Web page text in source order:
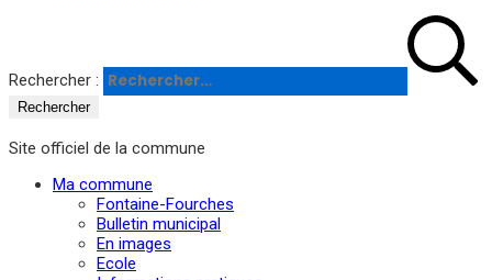
Rechercher :
Site officiel de la commune
Ma commune
Fontaine-Fourches
Bulletin municipal
En images
Ecole